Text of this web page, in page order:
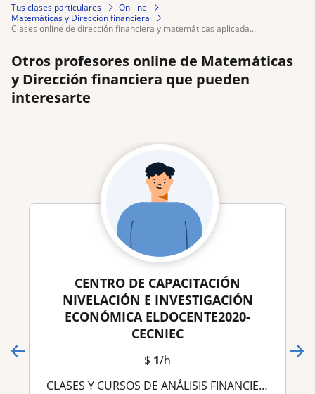
Tus clases particulares
On-line
Matemáticas y Dirección financiera
clases online de dirección financiera y matemáticas aplicada...
Otros profesores online de Matemáticas
y Dirección financiera que pueden
interesarte
CENTRO DE CAPACITACIÓN
NIVELACIÓN E INVESTIGACIÓN
ECONÓMICA ELDOCENTE2020-
CECNIEC
$ 1/h
CLASES Y CURSOS DE ANÁLISIS FINANCIERO, ESTADISTICAS Y MICROECONOMÍA ONLINE DESDE GUAYAQUIL